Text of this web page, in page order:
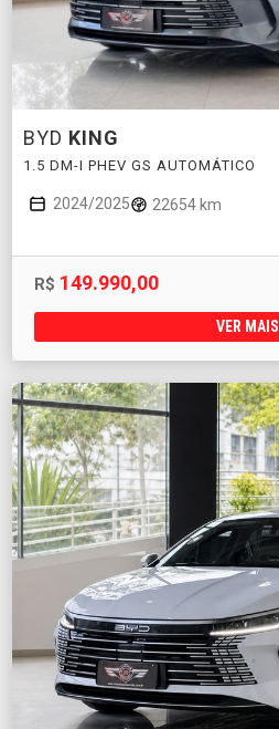
BYD KING
1.5 DM-I PHEV GS AUTOMÁTICO
2024/2025 22654 km
R$ 149.990,00
VER MAIS